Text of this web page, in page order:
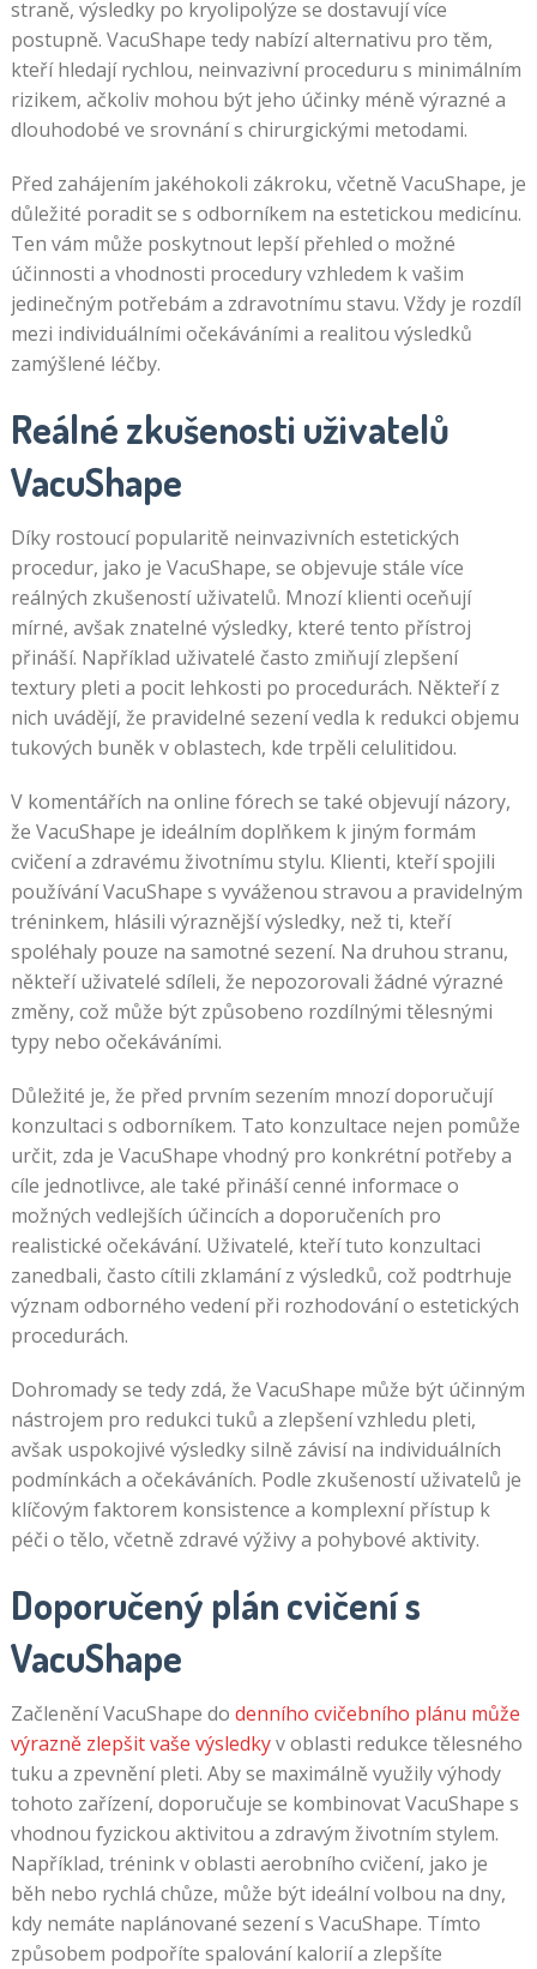
straně, výsledky po kryolipolýze se dostavují více
postupně. VacuShape tedy nabízí alternativu pro těm,
kteří hledají rychlou, neinvazivní proceduru s minimálním
rizikem, ačkoliv mohou být jeho účinky méně výrazné a
dlouhodobé ve srovnání s chirurgickými metodami.
Před zahájením jakéhokoli zákroku, včetně VacuShape, je
důležité poradit se s odborníkem na estetickou medicínu.
Ten vám může poskytnout lepší přehled o možné
účinnosti a vhodnosti procedury vzhledem k vašim
jedinečným potřebám a zdravotnímu stavu. Vždy je rozdíl
mezi individuálními očekáváními a realitou výsledků
zamýšlené léčby.
Reálné zkušenosti uživatelů
VacuShape
Díky rostoucí popularitě neinvazivních estetických
procedur, jako je VacuShape, se objevuje stále více
reálných zkušeností uživatelů. Mnozí klienti oceňují
mírné, avšak znatelné výsledky, které tento přístroj
přináší. Například uživatelé často zmiňují zlepšení
textury pleti a pocit lehkosti po procedurách. Někteří z
nich uvádějí, že pravidelné sezení vedla k redukci objemu
tukových buněk v oblastech, kde trpěli celulitidou.
V komentářích na online fórech se také objevují názory,
že VacuShape je ideálním doplňkem k jiným formám
cvičení a zdravému životnímu stylu. Klienti, kteří spojili
používání VacuShape s vyváženou stravou a pravidelným
tréninkem, hlásili výraznější výsledky, než ti, kteří
spoléhaly pouze na samotné sezení. Na druhou stranu,
někteří uživatelé sdíleli, že nepozorovali žádné výrazné
změny, což může být způsobeno rozdílnými tělesnými
typy nebo očekáváními.
Důležité je, že před prvním sezením mnozí doporučují
konzultaci s odborníkem. Tato konzultace nejen pomůže
určit, zda je VacuShape vhodný pro konkrétní potřeby a
cíle jednotlivce, ale také přináší cenné informace o
možných vedlejších účincích a doporučeních pro
realistické očekávání. Uživatelé, kteří tuto konzultaci
zanedbali, často cítili zklamání z výsledků, což podtrhuje
význam odborného vedení při rozhodování o estetických
procedurách.
Dohromady se tedy zdá, že VacuShape může být účinným
nástrojem pro redukci tuků a zlepšení vzhledu pleti,
avšak uspokojivé výsledky silně závisí na individuálních
podmínkách a očekáváních. Podle zkušeností uživatelů je
klíčovým faktorem konsistence a komplexní přístup k
péči o tělo, včetně zdravé výživy a pohybové aktivity.
Doporučený plán cvičení s
VacuShape
Začlenění VacuShape do denního cvičebního plánu může
výrazně zlepšit vaše výsledkyv oblasti redukce tělesného
tuku a zpevnění pleti. Aby se maximálně využily výhody
tohoto zařízení, doporučuje se kombinovat VacuShape s
vhodnou fyzickou aktivitou a zdravým životním stylem.
Například, trénink v oblasti aerobního cvičení, jako je
běh nebo rychlá chůze, může být ideální volbou na dny,
kdy nemáte naplánované sezení s VacuShape. Tímto
způsobem podpoříte spalování kalorií a zlepšíte